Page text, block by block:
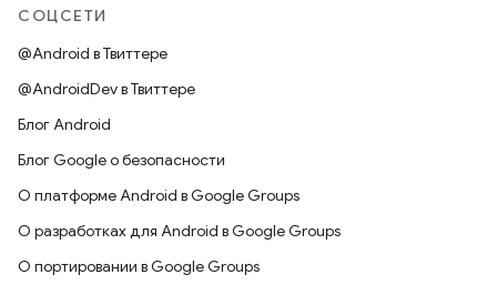
СОЦСЕТИ
@Android в Твиттере
@AndroidDev в Твиттере
Блог Android
Блог Google о безопасности
О платформе Android в Google Groups
О разработках для Android в Google Groups
О портировании в Google Groups